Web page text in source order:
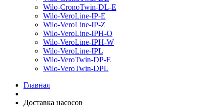
Wilo-CronoTwin-DL-E
Wilo-VeroLine-IP-E
Wilo-VeroLine-IP-Z
Wilo-VeroLine-IPH-O
Wilo-VeroLine-IPH-W
Wilo-VeroLine-IPL
Wilo-VeroTwin-DP-E
Wilo-VeroTwin-DPL
Главная
Доставка насосов